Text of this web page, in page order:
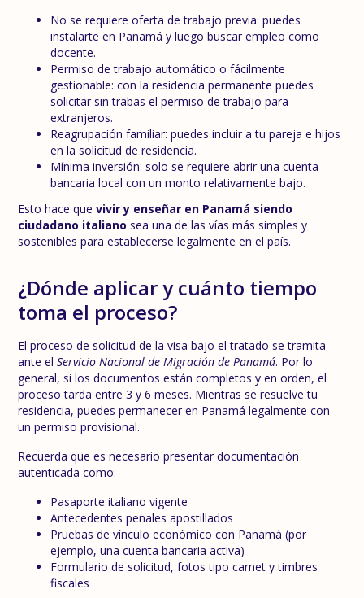
No se requiere oferta de trabajo previa: puedes
instalarte en Panamá y luego buscar empleo como
docente.
Permiso de trabajo automático o fácilmente
gestionable: con la residencia permanente puedes
solicitar sin trabas el permiso de trabajo para
extranjeros.
Reagrupación familiar: puedes incluir a tu pareja e hijos
en la solicitud de residencia.
Mínima inversión: solo se requiere abrir una cuenta
bancaria local con un monto relativamente bajo.
Esto hace quevivir y enseñar en Panamá siendo
ciudadano italiano sea una de las vías más simples y
sostenibles para establecerse legalmente en el país.
¿Dónde aplicar y cuánto tiempo
toma el proceso?
El proceso de solicitud de la visa bajo el tratado se tramita
ante elServicio Nacional de Migración de Panamá. Por lo
general, si los documentos están completos y en orden, el
proceso tarda entre 3 y 6 meses. Mientras se resuelve tu
residencia, puedes permanecer en Panamá legalmente con
un permiso provisional.
Recuerda que es necesario presentar documentación
autenticada como:
Pasaporte italiano vigente
Antecedentes penales apostillados
Pruebas de vínculo económico con Panamá (por
ejemplo, una cuenta bancaria activa)
Formulario de solicitud, fotos tipo carnet y timbres
fiscales